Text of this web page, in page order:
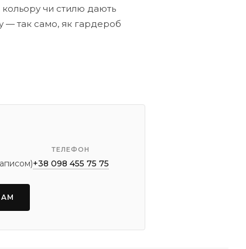
чи стилю дають
— так само, як гардероб
ТЕЛЕФОН
+38 098 455 75 75